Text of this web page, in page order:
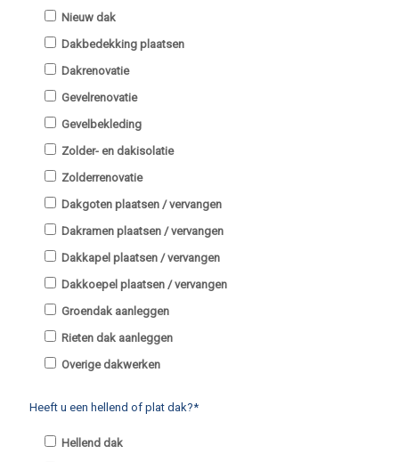
Nieuw dak
Dakbedekking plaatsen
Dakrenovatie
Gevelrenovatie
Gevelbekleding
Zolder- en dakisolatie
Zolderrenovatie
Dakgoten plaatsen / vervangen
Dakramen plaatsen / vervangen
Dakkapel plaatsen / vervangen
Dakkoepel plaatsen / vervangen
Groendak aanleggen
Rieten dak aanleggen
Overige dakwerken
Heeft u een hellend of plat dak?*
Hellend dak